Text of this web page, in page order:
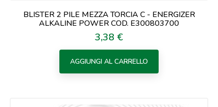
BLISTER 2 PILE MEZZA TORCIA C - ENERGIZER
ALKALINE POWER COD. E300803700
Prezzo
3,38 €
AGGIUNGI AL CARRELLO